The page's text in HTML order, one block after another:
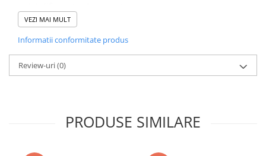
STICKERE PERSONALIZATE
STICKERE PRAGURI
STICKERE PRINTATE
STICKERE PERSONALIZATE
- Pentru stickere personalizate si pentru a vizualiza
VEZI MAI MULT
Informatii conformitate produs
Review-uri(0)
PRODUSE SIMILARE